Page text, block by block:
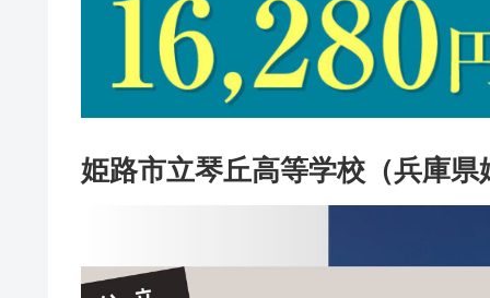
姫路市立琴丘高等学校（兵庫県